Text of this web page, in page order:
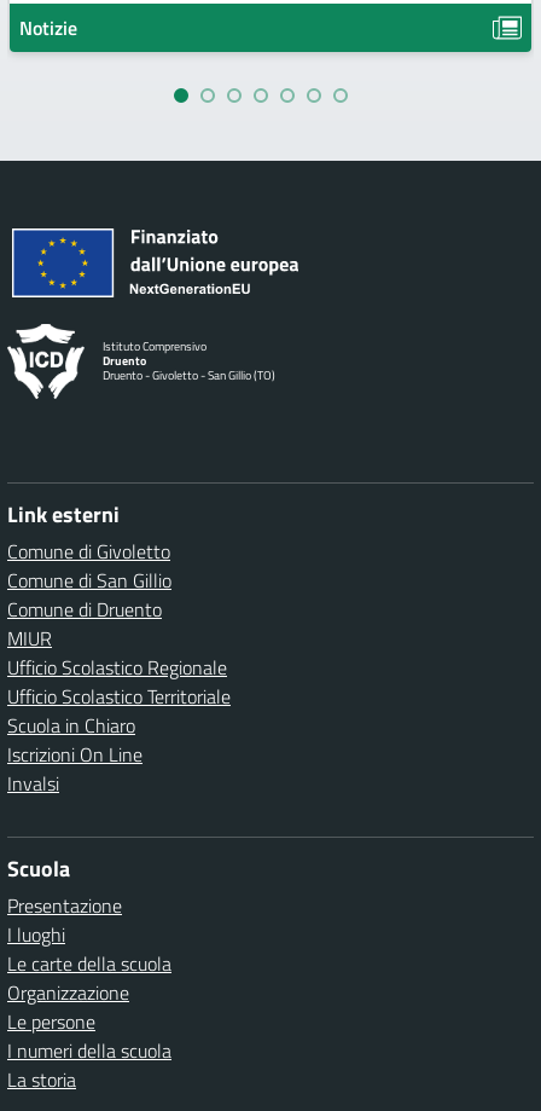
Notizie
Istituto Comprensivo
Druento
Druento - Givoletto - San Gillio (TO)
Link esterni
Comune di Givoletto
Comune di San Gillio
Comune di Druento
MIUR
Ufficio Scolastico Regionale
Ufficio Scolastico Territoriale
Scuola in Chiaro
Iscrizioni On Line
Invalsi
Scuola
Presentazione
I luoghi
Le carte della scuola
Organizzazione
Le persone
I numeri della scuola
La storia